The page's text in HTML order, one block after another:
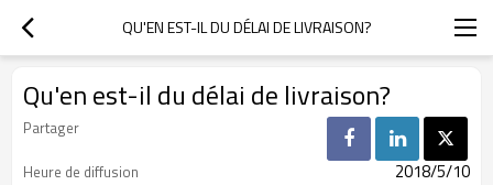
QU'EN EST-IL DU DÉLAI DE LIVRAISON?
Qu'en est-il du délai de livraison?
Partager
Heure de diffusion
2018/5/10